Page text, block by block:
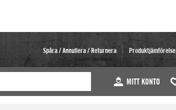
Spåra / Annullera / Returnera Produktjämförelse
MITT KONTO